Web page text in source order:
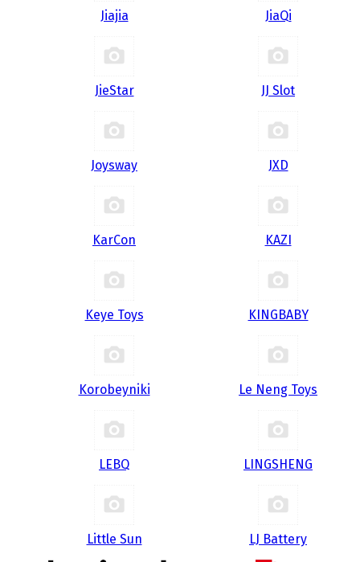
Jiajia JiaQi
JieStar JJ Slot
Joysway JXD
KarCon KAZI
Keye Toys KINGBABY
Korobeyniki Le Neng Toys
LEBQ LINGSHENG
Little Sun LJ Battery